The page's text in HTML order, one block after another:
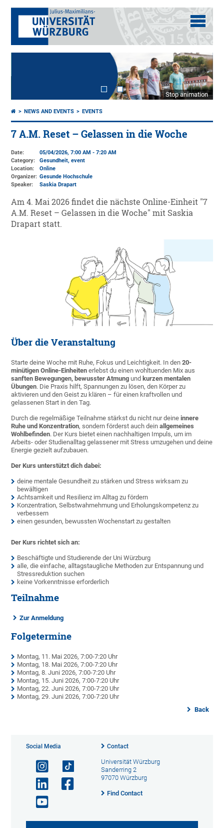
Stop animation
NEWS AND EVENTS EVENTS
7 A.M. Reset – Gelassen in die Woche
Date:
05/04/2026, 7:00 AM - 7:20 AM
Category:
Gesundheit, event
Location:
Online
Organizer: Gesunde Hochschule
Speaker:
Saskia Drapart
Am 4. Mai 2026 findet die nächste Online-Einheit "7
A.M. Reset – Gelassen in die Woche" mit Saskia
Drapart statt.
Über die Veranstaltung
Starte deine Woche mit Ruhe, Fokus und Leichtigkeit. In den20-
minütigen Online-Einheiten erlebst du einen wohltuenden Mix aus
sanften Bewegungen, bewusster Atmung und kurzen mentalen
Übungen. Die Praxis hilft, Spannungen zu lösen, den Körper zu
aktivieren und den Geist zu klären – für einen kraftvollen und
gelassenen Start in den Tag.
Durch die regelmäßige Teilnahme stärkst du nicht nur deineinnere
Ruhe und Konzentration, sondern förderst auch deinallgemeines
Wohlbefinden. Der Kurs bietet einen nachhaltigen Impuls, um im
Arbeits- oder Studienalltag gelassener mit Stress umzugehen und deine
Energie gezielt aufzubauen.
Der Kurs unterstützt dich dabei:
deine mentale Gesundheit zu stärken und Stress wirksam zu
bewältigen
Achtsamkeit und Resilienz im Alltag zu fördern
Konzentration, Selbstwahrnehmung und Erholungskompetenz zu
verbessern
einen gesunden, bewussten Wochenstart zu gestalten
Der Kurs richtet sich an:
Beschäftigte und Studierende der Uni Würzburg
alle, die einfache, alltagstaugliche Methoden zur Entspannung und
Stressreduktion suchen
keine Vorkenntnisse erforderlich
Teilnahme
Zur Anmeldung
Folgetermine
Montag, 11. Mai 2026, 7:00-7:20 Uhr
Montag, 18. Mai 2026, 7:00-7:20 Uhr
Montag, 8. Juni 2026, 7:00-7:20 Uhr
Montag, 15. Juni 2026, 7:00-7:20 Uhr
Montag, 22. Juni 2026, 7:00-7:20 Uhr
Montag, 29. Juni 2026, 7:00-7:20 Uhr
Back
Social Media Contact
Universität Würzburg
Sanderring 2
97070 Würzburg
Find Contact